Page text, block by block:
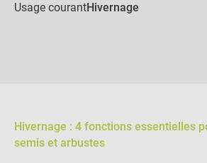
Usage courantHivernage
Hivernage : 4 fonctions essentielles
semis et arbustes